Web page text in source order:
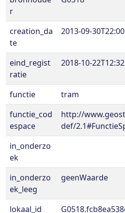
r
creation_da
te
2013-09-
eind_regist
ratie
2018-10-
functie
tram
functie_cod
espace
http://
def/
in_onderzo
ek
in_onderzo
ek_leeg
geenWaarde
lokaal_id